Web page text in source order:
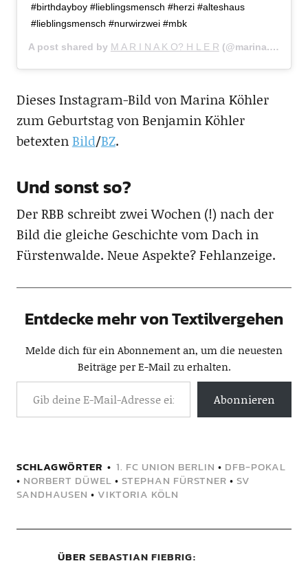
#birthdayboy #lieblingsmensch #herzi #alteshaus
#lieblingsmensch #nurwirzwei #mbk
A post shared by M A R I N A K O? H L E R (@marina.koehler) on
Dieses Instagram-Bild von Marina Köhler
zum Geburtstag von Benjamin Köhler
betextenBild/BZ.
Und sonst so?
Der RBB schreibt zwei Wochen (!) nach der
Bild die gleiche Geschichte vom Dach in
Fürstenwalde. Neue Aspekte? Fehlanzeige.
Entdecke mehr von Textilvergehen
Melde dich für ein Abonnement an, um die neuesten
Beiträge per E-Mail zu erhalten.
Abonnieren
SCHLAGWÖRTER 1. FC UNION BERLIN • DFB-POKAL
• NORBERT DÜWEL • STEPHAN FÜRSTNER • SV
SANDHAUSEN • VIKTORIA KÖLN
ÜBER SEBASTIAN FIEBRIG